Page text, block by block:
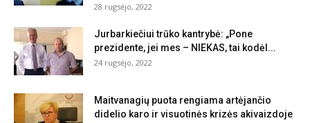
28 rugsėjo, 2022
Jurbarkiečiui trūko kantrybė: „Pone
prezidente, jei mes – NIEKAS, tai kodėl...
24 rugsėjo, 2022
Maitvanagių puota rengiama artėjančio
didelio karo ir visuotinės krizės akivaizdoje